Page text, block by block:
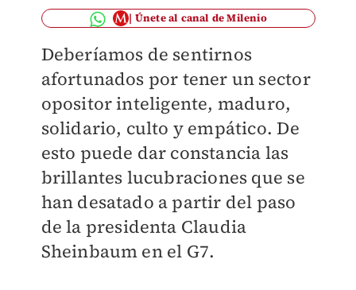
Únete al canal de Milenio
Deberíamos de sentirnos
afortunados por tener un sector
opositor inteligente, maduro,
solidario, culto y empático. De
esto puede dar constancia las
brillantes lucubraciones que se
han desatado a partir del paso
de la presidenta Claudia
Sheinbaum en el G7.